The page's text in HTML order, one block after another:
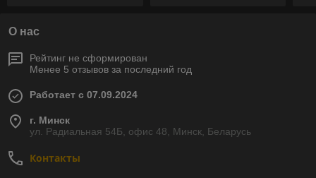
О нас
Рейтинг не сформирован
Менее 5 отзывов за последний год
Работает с 07.09.2024
г. Минск
ул. Радиальная 54Б, офис 48, Минск, Беларусь
Контакты